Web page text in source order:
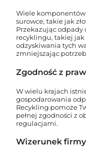
Wiele
surowce, takie jak
Przekazując odpady
recyklingu, takiej jak
odzyskiwania tych
zmniejszając
Zgodność z
W wielu krajach
gospodarowania
Recykling pomoże
pełnej zgodności z
regulacjami.
Wizerunek